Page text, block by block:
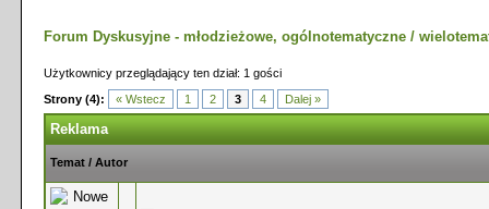
Forum Dyskusyjne - młodzieżowe, ogólnotematyczne /
Użytkownicy przeglądający ten dział: 1 gości
Strony (4):
« Wstecz 1 2 3 4 Dalej »
Reklama
Temat / Autor